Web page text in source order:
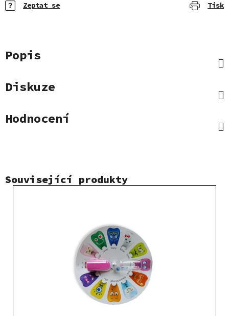
Tisk
Zeptat se
Popis
Diskuze
Hodnocení
Související produkty